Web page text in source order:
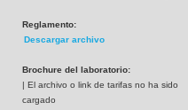
Reglamento:
Descargar archivo
Brochure del laboratorio:
| El archivo o link de tarifas no ha sido
cargado